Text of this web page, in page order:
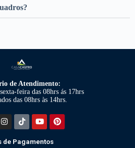
de Atendimento:
feira das 08hrs ás 17hrs
das 08hrs às 14hrs.
de Pagamentos